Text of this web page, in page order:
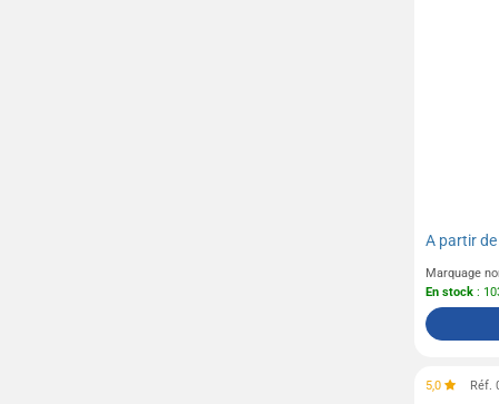
A partir de
Marquage
En stock :
5,0 Réf.